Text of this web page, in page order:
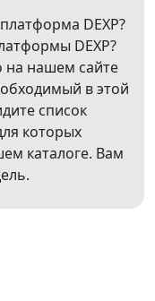
DEXP?
DEXP?
на нашем сайте
в этой
список
которых
каталоге. Вам